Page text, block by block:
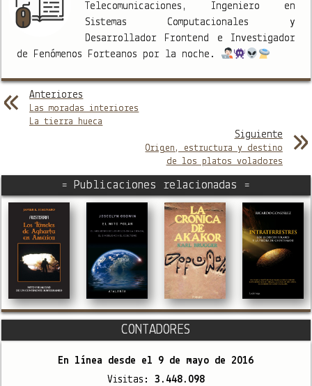
Telecomunicaciones, Ingeniero en
Sistemas Computacionales y
Desarrollador Frontend e Investigador
de Fenómenos Forteanos por la noche.
Anteriores
Las moradas interiores
La tierra hueca
Siguiente
Origen, estructura y destino
de los platos voladores
= Publicaciones relacionadas =
CONTADORES
En línea desde el 9 de mayo de 2016
Visitas: 3.448.098